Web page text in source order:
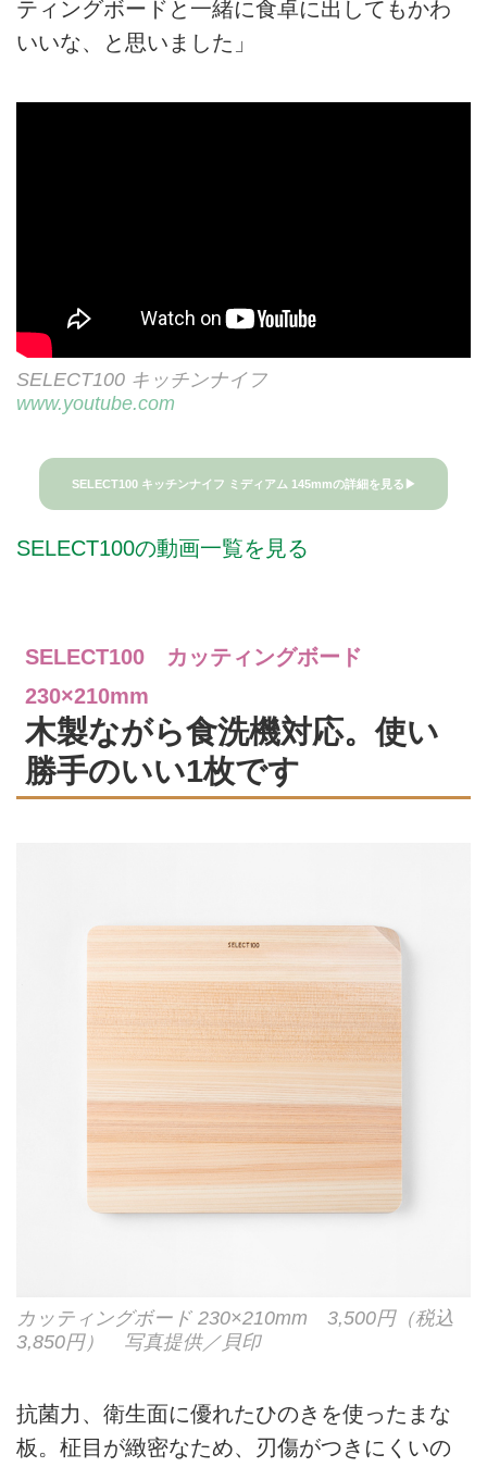
ティングボードと一緒に食卓に出してもかわ
いいな、と思いました」
SELECT100 キッチンナイフ
www.youtube.com
SELECT100 キッチンナイフ ミディアム 145mmの詳細を見る▶
SELECT100の動画一覧を見る
SELECT100 カッティングボード
230×210mm
木製ながら食洗機対応。使い
勝手のいい1枚です
カッティングボード 230×210mm 3,500円（税込
3,850円） 写真提供／貝印
抗菌力、衛生面に優れたひのきを使ったまな
板。柾目が緻密なため、刃傷がつきにくいの